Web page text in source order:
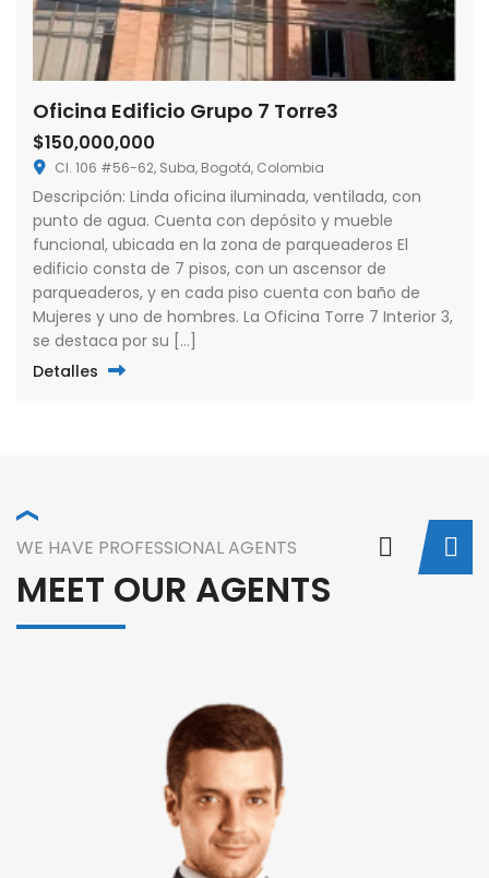
Oficina Edificio Grupo 7 Torre3
$150,000,000
Cl. 106 #56-62, Suba, Bogotá, Colombia
Descripción: Linda oficina iluminada, ventilada, con
punto de agua. Cuenta con depósito y mueble
funcional, ubicada en la zona de parqueaderos El
edificio consta de 7 pisos, con un ascensor de
parqueaderos, y en cada piso cuenta con baño de
Mujeres y uno de hombres. La Oficina Torre 7 Interior 3,
se destaca por su […]
Detalles
WE HAVE PROFESSIONAL AGENTS
MEET OUR AGENTS